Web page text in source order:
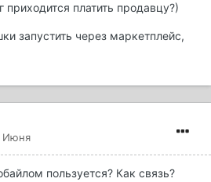
приходится платить продавцу?)
запустить через маркетплейс,
Июня
пользуется? Как связь?